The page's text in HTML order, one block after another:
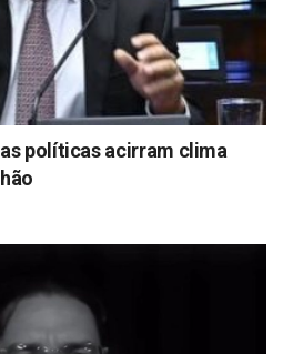
políticas acirram clima